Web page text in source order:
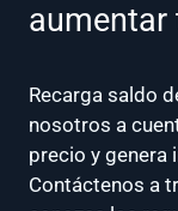
aumentar
Recarga saldo
nosotros a
precio y genera
Contáctenos a